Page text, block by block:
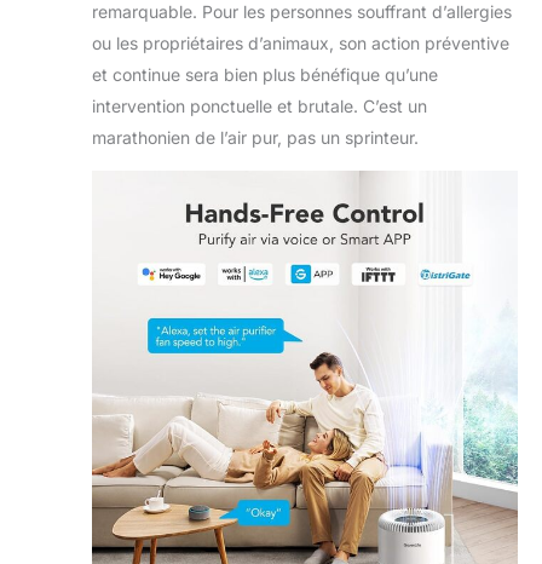
remarquable. Pour les personnes souffrant d’allergies
ou les propriétaires d’animaux, son action préventive
et continue sera bien plus bénéfique qu’une
intervention ponctuelle et brutale. C’est un
marathonien de l’air pur, pas un sprinteur.